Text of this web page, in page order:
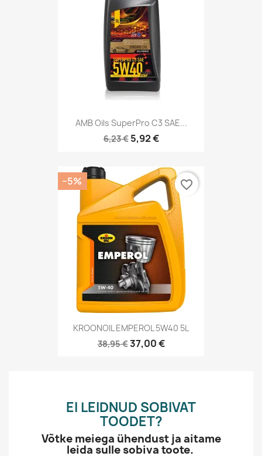
AMB Oils SuperPro C3 SAE...
6,23 € 5,92 €
KROONOIL EMPEROL 5W40 5L
38,95 €37,00 €
−5% favorite_border
EI LEIDNUD SOBIVAT
TOODET?
Võtke meiega ühendust ja aitame
leida sulle sobiva toote.